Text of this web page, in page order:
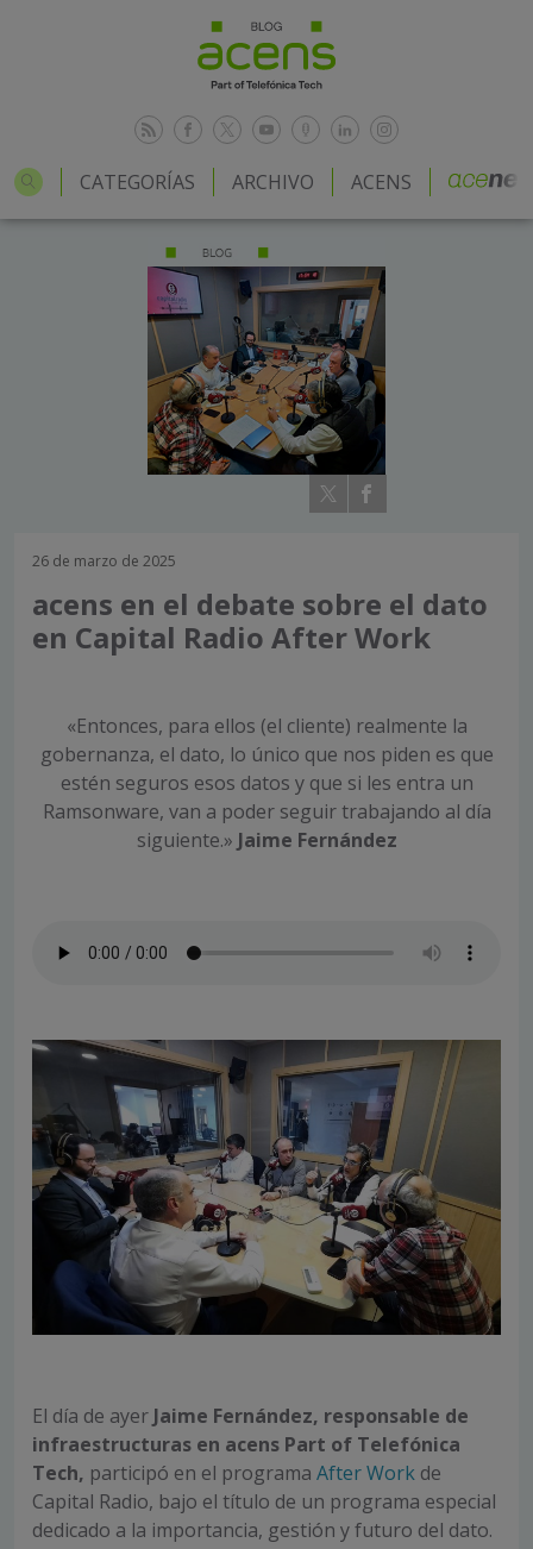
CATEGORÍAS ARCHIVO ACENS
26 de marzo de 2025
acens en el debate sobre el dato
en Capital Radio After Work
«Entonces, para ellos (el cliente) realmente la
gobernanza, el dato, lo único que nos piden es que
estén seguros esos datos y que si les entra un
Ramsonware, van a poder seguir trabajando al día
siguiente.» Jaime Fernández
El día de ayer Jaime Fernández, responsable de
infraestructuras en acens Part of Telefónica
Tech, participó en el programa After Work de
Capital Radio, bajo el título de un programa especial
dedicado a la importancia, gestión y futuro del dato.